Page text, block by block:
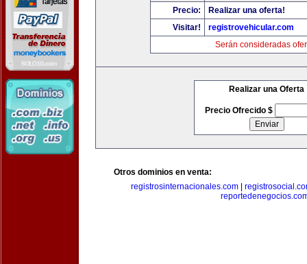
Precio:
Realizar una oferta!
Visitar!
registrovehicular.com
Serán consideradas
Realizar una Oferta
Precio Ofrecido $
Otros dominios en venta:
registrosinternacionales.com